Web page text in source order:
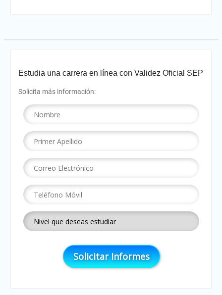
Estudia una carrera en línea con Validez Oficial SEP
Solicita más información: